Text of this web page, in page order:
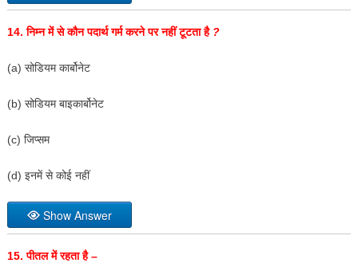
14.निम्न में से कौन पदार्थ गर्म करने पर नहीं टूटता है ?
(a) सोडियम कार्बोनेट
(b) सोडियम बाइकार्बोनेट
(c) जिप्सम
(d) इनमें से कोई नहीं
Show Answer
15.पीतल में रहता है –